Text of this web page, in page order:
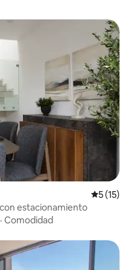
5 (15)
estacionamiento
· Comodidad